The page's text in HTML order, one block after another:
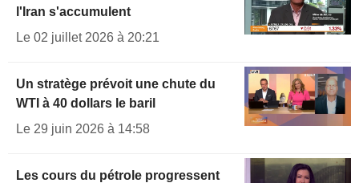
l'Iran s'accumulent
Le 02 juillet 2026 à 20:21
Un stratège prévoit une chute du
WTI à 40 dollars le baril
Le 29 juin 2026 à 14:58
Les cours du pétrole progressent